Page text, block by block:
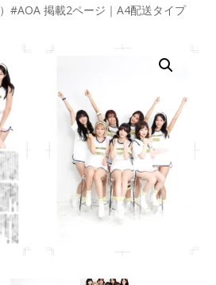
り
え
#AOA 掲載2ページ｜A4配送タイプ